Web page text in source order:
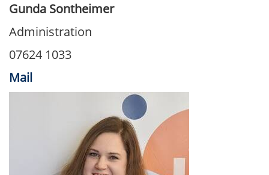
Gunda Sontheimer
Administration
07624 1033
Mail